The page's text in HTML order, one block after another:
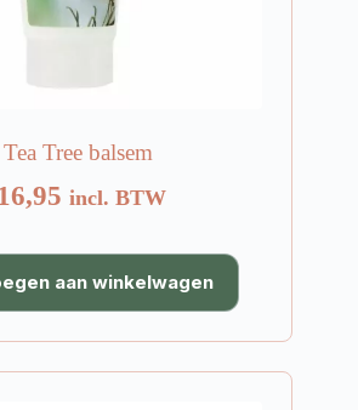
Tea Tree balsem
16,95 incl. BTW
aan winkelwagen